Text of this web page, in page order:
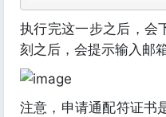
执行完这一步之后，会
刻之后，会提示输入邮
注意，申请通配符证书